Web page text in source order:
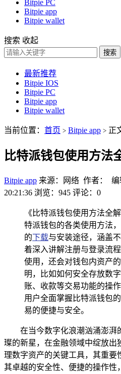
Bitpie PC
Bitpie app
Bitpie wallet
搜索 收起
搜索
最新推荐
Bitpie IOS
Bitpie PC
Bitpie app
Bitpie wallet
当前位置： 首页 > Bitpie app > 正
比特派钱包使用方法
Bitpie app 来源：网络 作者： 编
20:21:36 浏览：945 评论：0
《比特派钱包使用方法全
特派钱包的各类使用方法
的下载与安装途径，涵盖
着深入讲解注册与登录流
使用，还会对钱包内资产
明，比如如何安全存放数
账、收款等交易功能的操
用户全面掌握比特派钱包
易的便捷与安全。
在当今数字化浪潮汹涌澎湃
璨的新星，在金融领域中绽放出
理数字资产的关键工具，其重要
其卓越的安全性、便捷的操作性